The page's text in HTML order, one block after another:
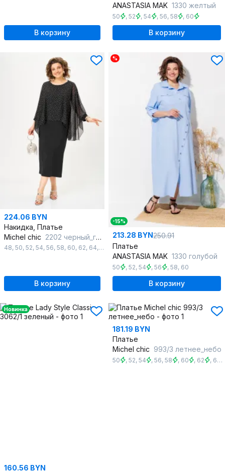
В корзину
ANASTASIA MAK 1330 желтый
50 , 52 , 54 , 56, 58 , 60
В корзину
224.06 BYN
Накидка, Платье
Michel chic 2202 черный_горох
48, 50, 52, 54, 56, 58, 60, 62, 64, 66
В корзину
%
-15%
213.28 BYN250.91
Платье
ANASTASIA MAK 1330 голубой
50 , 52, 54 , 56 , 58, 60
В корзину
Новинка
160.56 BYN
181.19 BYN
Платье
Michel chic 993/3 летнее_небо
50 , 52, 54 , 56, 58 , 60 , 62 , 64